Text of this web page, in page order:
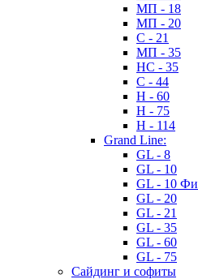
МП - 18
МП - 20
C - 21
МП - 35
HC - 35
C - 44
H - 60
H - 75
H - 114
Grand Line:
GL - 8
GL - 10
GL - 10
GL - 20
GL - 21
GL - 35
GL - 60
GL - 75
Сайдинг и софиты